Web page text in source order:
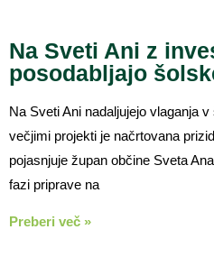
Na Sveti Ani z
posodabljajo
Na Sveti Ani nadaljujejo vlaganja
večjimi projekti je načrtovana
pojasnjuje župan občine Sveta
fazi priprave na
Preberi več »